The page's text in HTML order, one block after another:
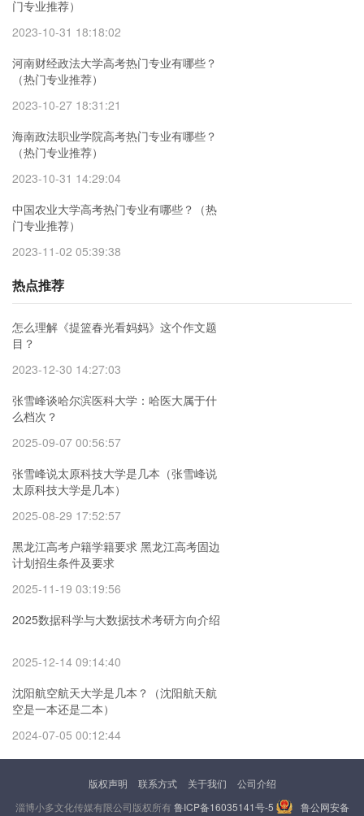
门专业推荐）
2023-10-31 18:18:02
河南财经政法大学高考热门专业有哪些？
（热门专业推荐）
2023-10-27 18:31:21
海南政法职业学院高考热门专业有哪些？
（热门专业推荐）
2023-10-31 14:29:04
中国农业大学高考热门专业有哪些？（热
门专业推荐）
2023-11-02 05:39:38
热点推荐
怎么理解《提篮春光看妈妈》这个作文题
目？
2023-12-30 14:27:03
张雪峰谈哈尔滨医科大学：哈医大属于什
么档次？
2025-09-07 00:56:57
张雪峰说太原科技大学是几本（张雪峰说
太原科技大学是几本）
2025-08-29 17:52:57
黑龙江高考户籍学籍要求 黑龙江高考固边
计划招生条件及要求
2025-11-19 03:19:56
2025数据科学与大数据技术考研方向介绍
2025-12-14 09:14:40
沈阳航空航天大学是几本？（沈阳航天航
空是一本还是二本）
2024-07-05 00:12:44
版权声明 联系方式 关于我们
公司介绍
淄博小多文化传媒有限公司版权所有鲁ICP备16035141号-5
鲁公网安备